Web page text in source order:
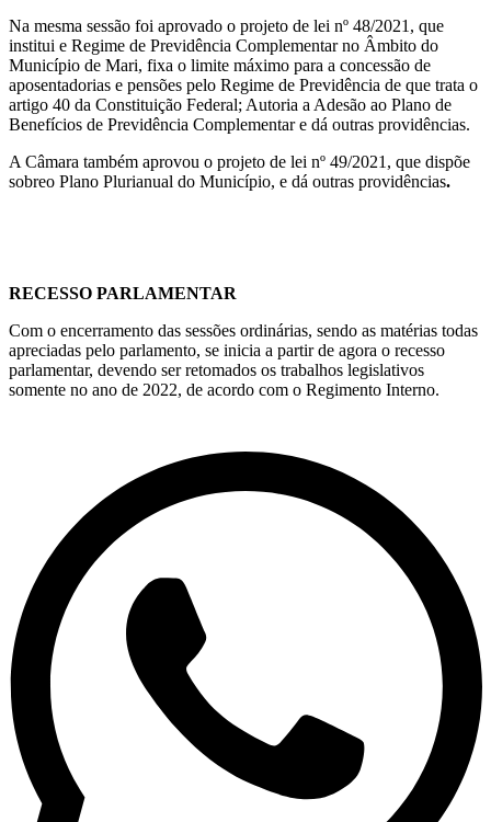
Na mesma sessão foi aprovado o projeto de lei nº 48/2021, que
institui e Regime de Previdência Complementar no Âmbito do
Município de Mari, fixa o limite máximo para a concessão de
aposentadorias e pensões pelo Regime de Previdência de que trata o
artigo 40 da Constituição Federal; Autoria a Adesão ao Plano de
Benefícios de Previdência Complementar e dá outras providências.
A Câmara também aprovou o projeto de lei nº 49/2021, que dispõe
sobreo Plano Plurianual do Município, e dá outras providências.
RECESSO PARLAMENTAR
Com o encerramento das sessões ordinárias, sendo as matérias todas
apreciadas pelo parlamento, se inicia a partir de agora o recesso
parlamentar, devendo ser retomados os trabalhos legislativos
somente no ano de 2022, de acordo com o Regimento Interno.